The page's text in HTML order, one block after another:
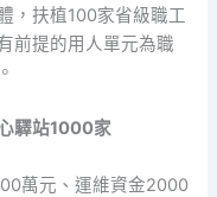
，扶植100家省級職工
前提的用人單元為職
驛站1000家
萬元、運維資金2000